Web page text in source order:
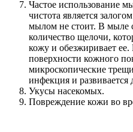
Частое использование
чистота является
мылом не стоит. В мыле
количество щелочи,
кожу и обезжиривает
поверхности кожного
микроскопические
инфекция и развивается
Укусы насекомых.
Повреждение кожи во